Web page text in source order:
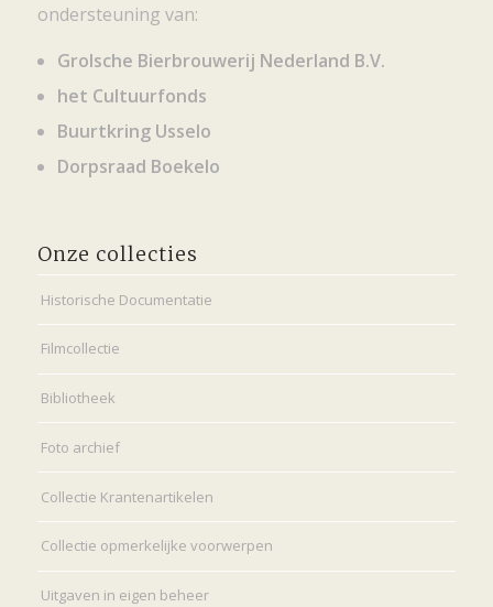
ondersteuning van:
Grolsche Bierbrouwerij Nederland B.V.
het Cultuurfonds
Buurtkring Usselo
Dorpsraad Boekelo
Onze collecties
Historische Documentatie
Filmcollectie
Bibliotheek
Foto archief
Collectie Krantenartikelen
Collectie opmerkelijke voorwerpen
Uitgaven in eigen beheer